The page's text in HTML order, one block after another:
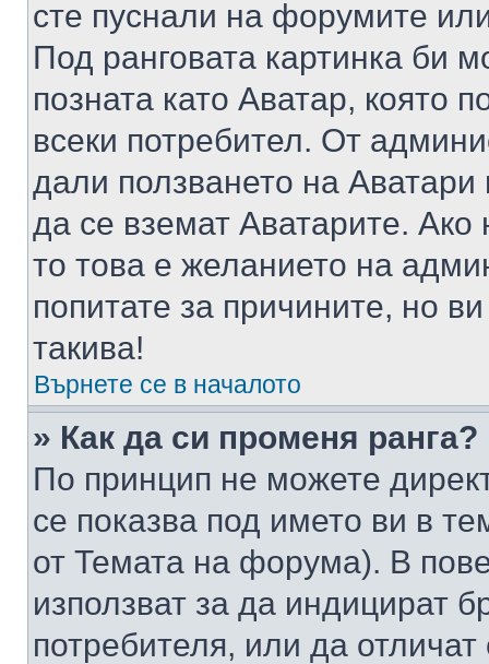
сте пуснали на форумите
Под ранговата картинка би
позната като Аватар, която
всеки потребител. От
дали ползването на
да се вземат Аватарите.
то това е желанието на
попитате за причините, но
такива!
Върнете се в началото
» Как да си променя ранга?
По принцип не можете
се показва под името ви в
от Темата на форума). В
използват за да индицират
потребителя, или да